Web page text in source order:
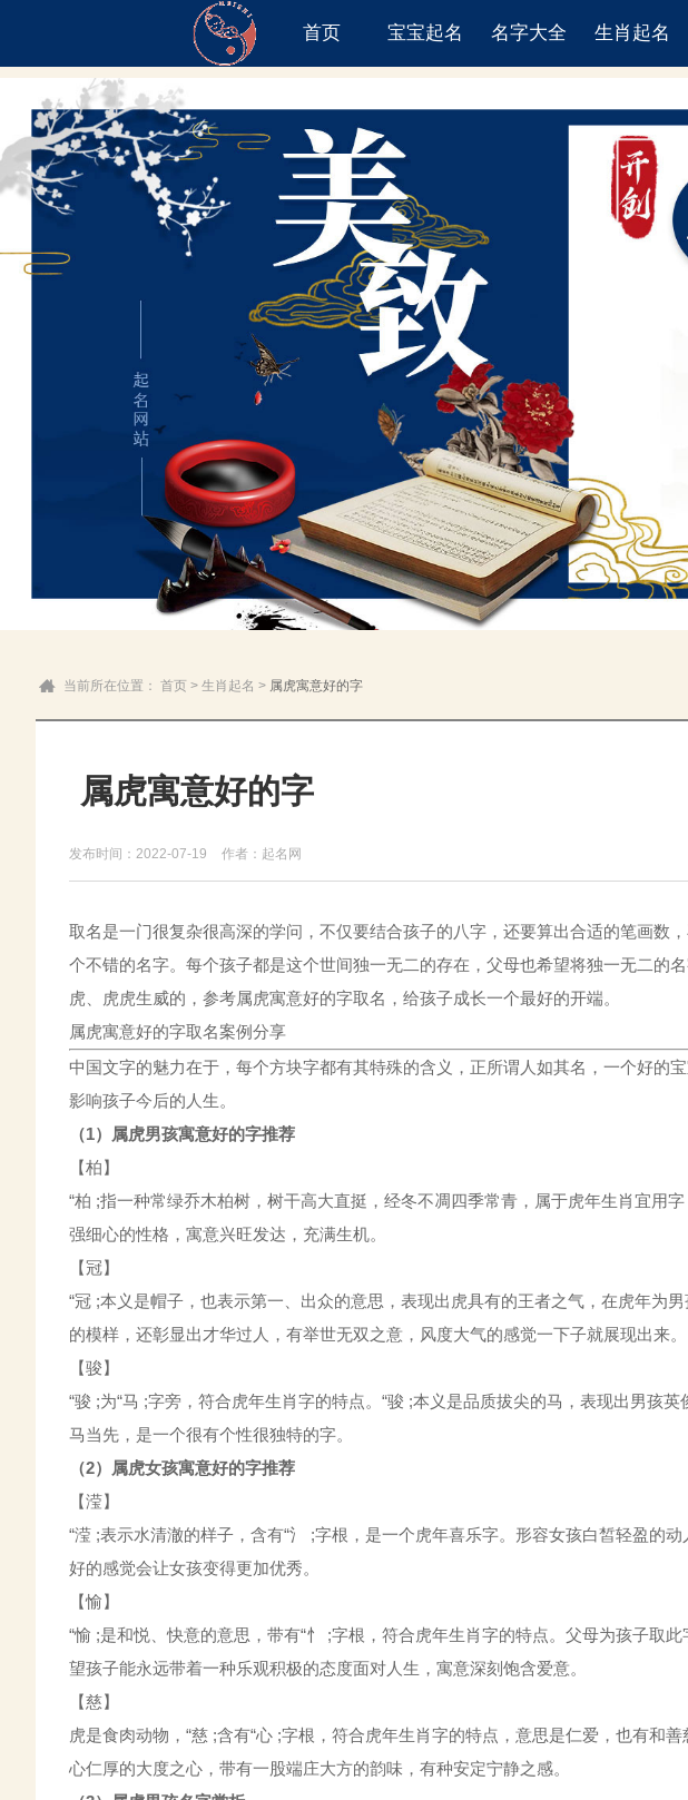
首页 宝宝起名 名字大全 生肖起名
当前所在位置： 首页 > 生肖起名 > 属虎寓意好的字
属虎寓意好的字
发布时间：2022-07-19 作者：起名网
取名是一门很复杂很高深的学问，不仅要结合孩子的八字，还要算出合适的笔画数
个不错的名字。每个孩子都是这个世间独一无二的存在，父母也希望将独一无二的
虎、虎虎生威的，参考属虎寓意好的字取名，给孩子成长一个最好的开端。
属虎寓意好的字取名案例分享
中国文字的魅力在于，每个方块字都有其特殊的含义，正所谓人如其名，一个好的
影响孩子今后的人生。
（1）属虎男孩寓意好的字推荐
【柏】
“柏 ;指一种常绿乔木柏树，树干高大直挺，经冬不凋四季常青，属于虎年生肖宜用
强细心的性格，寓意兴旺发达，充满生机。
【冠】
“冠 ;本义是帽子，也表示第一、出众的意思，表现出虎具有的王者之气，在虎年为
的模样，还彰显出才华过人，有举世无双之意，风度大气的感觉一下子就展现出来。
【骏】
“骏 ;为“马 ;字旁，符合虎年生肖字的特点。“骏 ;本义是品质拔尖的马，表现出男孩
马当先，是一个很有个性很独特的字。
（2）属虎女孩寓意好的字推荐
【滢】
“滢 ;表示水清澈的样子，含有“氵 ;字根，是一个虎年喜乐字。形容女孩白皙轻盈的
好的感觉会让女孩变得更加优秀。
【愉】
“愉 ;是和悦、快意的意思，带有“忄 ;字根，符合虎年生肖字的特点。父母为孩子取
望孩子能永远带着一种乐观积极的态度面对人生，寓意深刻饱含爱意。
【慈】
虎是食肉动物，“慈 ;含有“心 ;字根，符合虎年生肖字的特点，意思是仁爱，也有和
心仁厚的大度之心，带有一股端庄大方的韵味，有种安定宁静之感。